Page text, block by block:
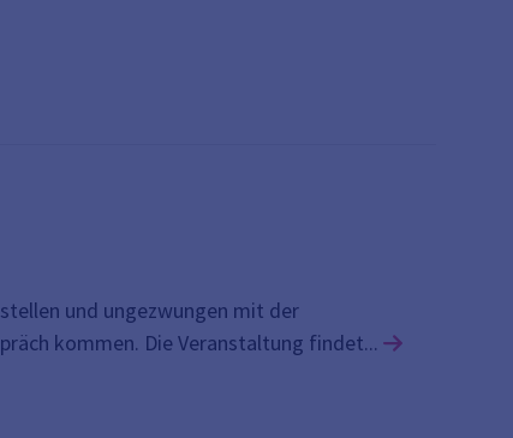
und ungezwungen mit der
kommen. Die Veranstaltung findet...
Link zu den